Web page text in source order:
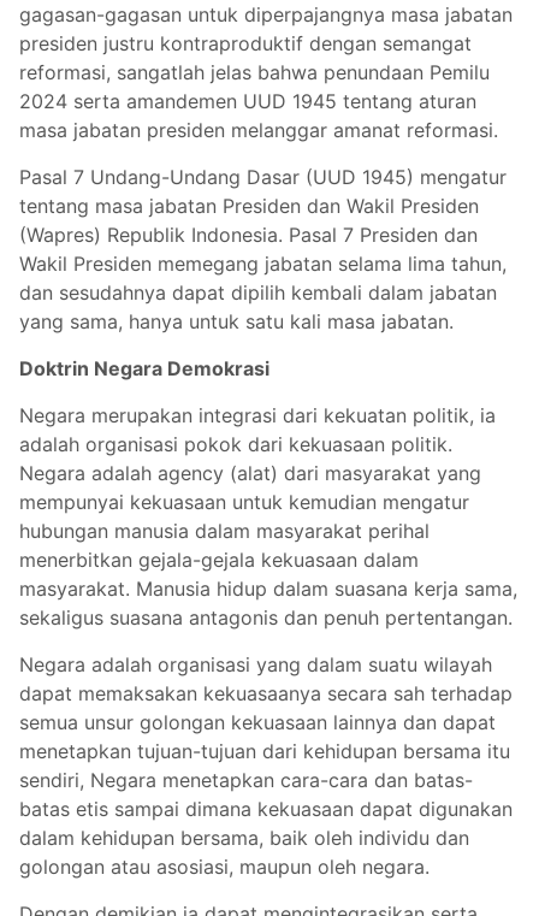
gagasan-gagasan untuk diperpajangnya masa jabatan
presiden justru kontraproduktif dengan semangat
reformasi, sangatlah jelas bahwa penundaan Pemilu
2024 serta amandemen UUD 1945 tentang aturan
masa jabatan presiden melanggar amanat reformasi.
Pasal 7 Undang-Undang Dasar (UUD 1945) mengatur
tentang masa jabatan Presiden dan Wakil Presiden
(Wapres) Republik Indonesia. Pasal 7 Presiden dan
Wakil Presiden memegang jabatan selama lima tahun,
dan sesudahnya dapat dipilih kembali dalam jabatan
yang sama, hanya untuk satu kali masa jabatan.
Doktrin Negara Demokrasi
Negara merupakan integrasi dari kekuatan politik, ia
adalah organisasi pokok dari kekuasaan politik.
Negara adalah agency (alat) dari masyarakat yang
mempunyai kekuasaan untuk kemudian mengatur
hubungan manusia dalam masyarakat perihal
menerbitkan gejala-gejala kekuasaan dalam
masyarakat. Manusia hidup dalam suasana kerja sama,
sekaligus suasana antagonis dan penuh pertentangan.
Negara adalah organisasi yang dalam suatu wilayah
dapat memaksakan kekuasaanya secara sah terhadap
semua unsur golongan kekuasaan lainnya dan dapat
menetapkan tujuan-tujuan dari kehidupan bersama itu
sendiri, Negara menetapkan cara-cara dan batas-
batas etis sampai dimana kekuasaan dapat digunakan
dalam kehidupan bersama, baik oleh individu dan
golongan atau asosiasi, maupun oleh negara.